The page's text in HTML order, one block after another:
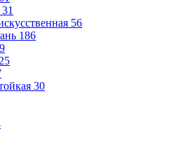
31
56
186
25
30